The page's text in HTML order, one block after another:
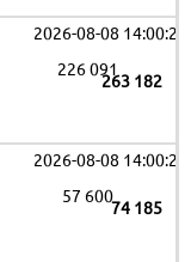
2026-08-08 14:00:29
263 182
226 091
2026-08-08 14:00:29
74 185
57 600